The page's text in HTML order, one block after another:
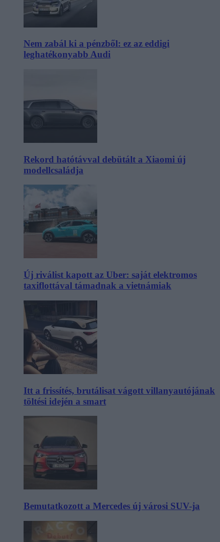
Nem zabál ki a pénzből: ez az eddigi
leghatékonyabb Audi
Rekord hatótávval debütált a Xiaomi új
modellcsaládja
Új riválist kapott az Uber: saját elektromos
taxiflottával támadnak a vietnámiak
Itt a frissítés, brutálisat vágott villanyautójának
töltési idején a smart
Bemutatkozott a Mercedes új városi SUV-ja